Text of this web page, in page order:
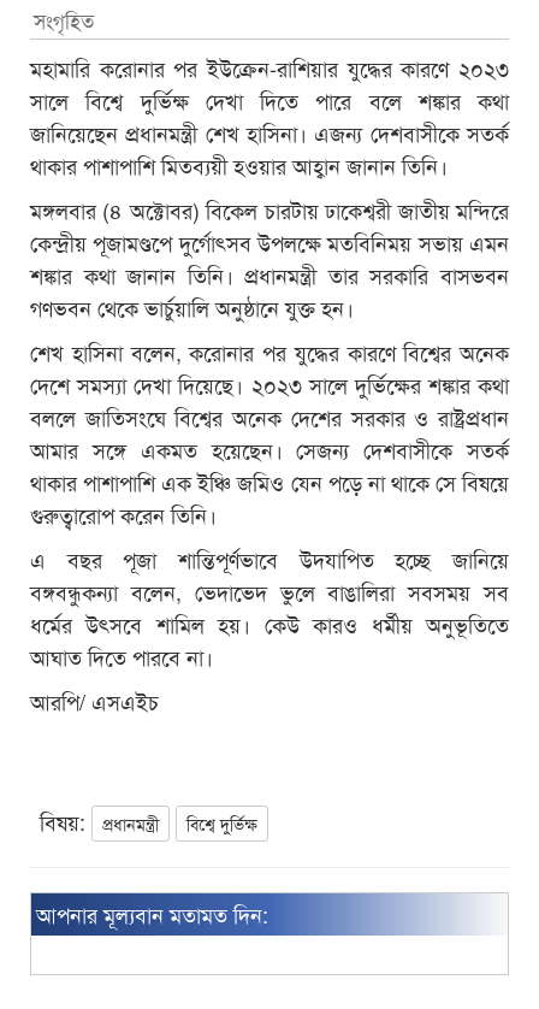
সংগৃহিত
মহামারি করোনার পর ইউক্রেন-রাশিয়ার যুদ্ধের কারণে ২০২৩
সালে বিশ্বে দুর্ভিক্ষ দেখা দিতে পারে বলে শঙ্কার কথা
জানিয়েছেন প্রধানমন্ত্রী শেখ হাসিনা। এজন্য দেশবাসীকে সতর্ক
থাকার পাশাপাশি মিতব্যয়ী হওয়ার আহ্বান জানান তিনি।
মঙ্গলবার (৪ অক্টোবর) বিকেল চারটায় ঢাকেশ্বরী জাতীয় মন্দিরে
কেন্দ্রীয় পূজামণ্ডপে দুর্গোৎসব উপলক্ষে মতবিনিময় সভায় এমন
শঙ্কার কথা জানান তিনি। প্রধানমন্ত্রী তার সরকারি বাসভবন
গণভবন থেকে ভার্চুয়ালি অনুষ্ঠানে যুক্ত হন।
শেখ হাসিনা বলেন, করোনার পর যুদ্ধের কারণে বিশ্বের অনেক
দেশে সমস্যা দেখা দিয়েছে। ২০২৩ সালে দুর্ভিক্ষের শঙ্কার কথা
বললে জাতিসংঘে বিশ্বের অনেক দেশের সরকার ও রাষ্ট্রপ্রধান
আমার সঙ্গে একমত হয়েছেন। সেজন্য দেশবাসীকে সতর্ক
থাকার পাশাপাশি এক ইঞ্চি জমিও যেন পড়ে না থাকে সে বিষয়ে
গুরুত্বারোপ করেন তিনি।
এ বছর পূজা শান্তিপূর্ণভাবে উদযাপিত হচ্ছে জানিয়ে
বঙ্গবন্ধুকন্যা বলেন, ভেদাভেদ ভুলে বাঙালিরা সবসময় সব
ধর্মের উৎসবে শামিল হয়। কেউ কারও ধর্মীয় অনুভূতিতে
আঘাত দিতে পারবে না।
আরপি/ এসএইচ
বিষয়: প্রধানমন্ত্রী বিশ্বে দুর্ভিক্ষ
আপনার মূল্যবান মতামত দিন: